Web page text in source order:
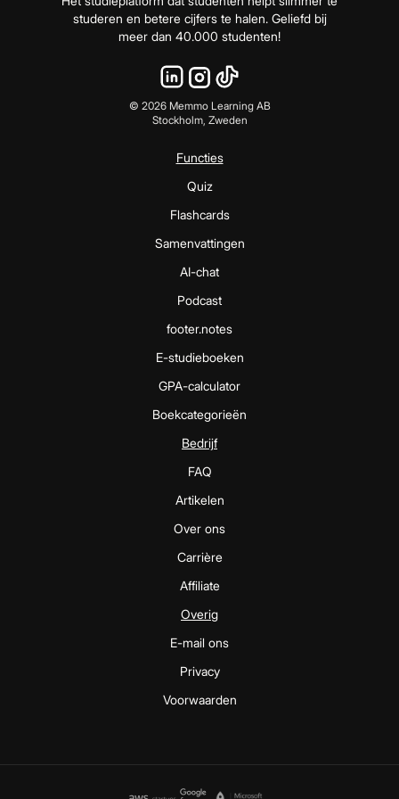
studeren en betere cijfers te halen. Geliefd bij
meer dan 40.000 studenten!
© 2026Memmo Learning AB
Stockholm, Zweden
Functies
Quiz
Flashcards
Samenvattingen
AI-chat
Podcast
footer.notes
E-studieboeken
GPA-calculator
Boekcategorieën
Bedrijf
FAQ
Artikelen
Over ons
Carrière
Affiliate
Overig
E-mail ons
Privacy
Voorwaarden